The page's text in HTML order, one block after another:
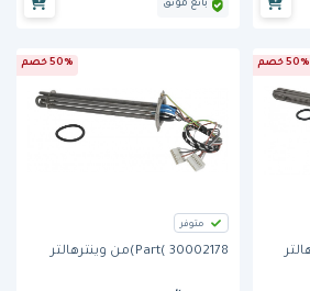
بائع موثق
50% خصم 50% خصم
متوفر
Part( 30002178)من وينترهالتر